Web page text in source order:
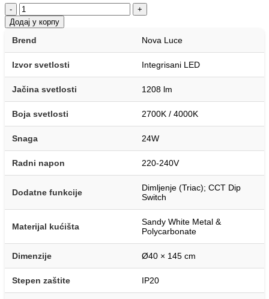
-
+
Додај у корпу
Brend Nova Luce
Izvor svetlosti Integrisani LED
Jačina svetlosti 1208 lm
Boja svetlosti 2700K / 4000K
Snaga 24W
Radni napon 220-240V
Dodatne funkcije
Dimljenje (Triac); CCT Dip
Switch
Materijal kućišta
Sandy White Metal &
Polycarbonate
Dimenzije Ø40 × 145 cm
Stepen zaštite IP20